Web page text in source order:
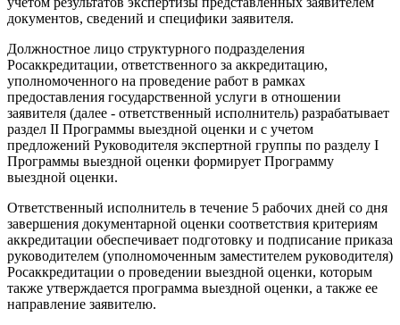
документов, сведений и специфики заявителя.
Должностное лицо структурного подразделения
Росаккредитации, ответственного за аккредитацию,
уполномоченного на проведение работ в рамках
предоставления государственной услуги в отношении
заявителя (далее - ответственный исполнитель) разрабатывает
раздел II Программы выездной оценки и с учетом
предложений Руководителя экспертной группы по разделу I
Программы выездной оценки формирует Программу
выездной оценки.
Ответственный исполнитель в течение 5 рабочих дней со дня
завершения документарной оценки соответствия критериям
аккредитации обеспечивает подготовку и подписание приказа
руководителем (уполномоченным заместителем руководителя)
Росаккредитации о проведении выездной оценки, которым
также утверждается программа выездной оценки, а также ее
направление заявителю.